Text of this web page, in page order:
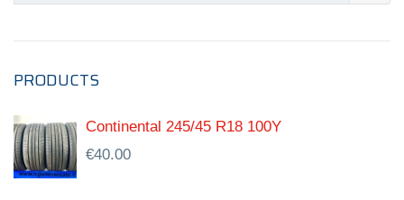
PRODUCTS
Continental 245/45 R18 100Y
€40.00